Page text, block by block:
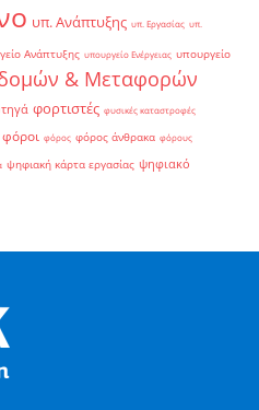
υπ. Ανάπτυξης υπ. Εργασίας υπ.
Ανάπτυξης υπουργείο Ενέργειας υπουργείο
& Μεταφορών
φορτιστές φυσικές καταστροφές
φόροι φόρος φόρος άνθρακα φόρους
ψηφιακή κάρτα εργασίας ψηφιακό